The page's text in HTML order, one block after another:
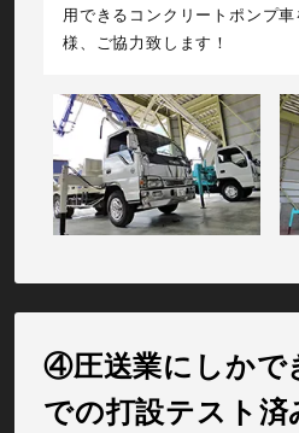
用できるコンクリートポンプ
様、ご協力致します！
④圧送業にしかで
での打設テスト済